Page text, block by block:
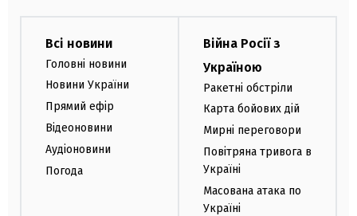
Всі новини
Головні новини
Новини України
Прямий ефір
Відеоновини
Аудіоновини
Погода
Війна Росії з
Україною
Ракетні обстріли
Карта бойових дій
Мирні переговори
Повітряна тривога в
Україні
Масована атака по
Україні